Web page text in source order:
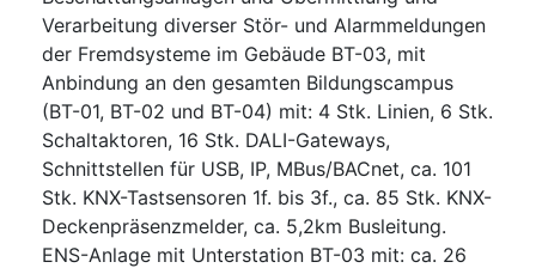
Verarbeitung diverser Stör- und Alarmmeldungen
der Fremdsysteme im Gebäude BT-03, mit
Anbindung an den gesamten Bildungscampus
(BT-01, BT-02 und BT-04) mit: 4 Stk. Linien, 6 Stk.
Schaltaktoren, 16 Stk. DALI-Gateways,
Schnittstellen für USB, IP, MBus/BACnet, ca. 101
Stk. KNX-Tastsensoren 1f. bis 3f., ca. 85 Stk. KNX-
Deckenpräsenzmelder, ca. 5,2km Busleitung.
ENS-Anlage mit Unterstation BT-03 mit: ca. 26